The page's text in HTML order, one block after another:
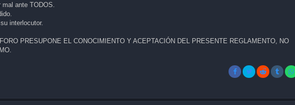
ante TODOS.
interlocutor.
PRESUPONE EL CONOCIMIENTO Y ACEPTACIÓN DEL PRESENTE REGLAMENTO, NO